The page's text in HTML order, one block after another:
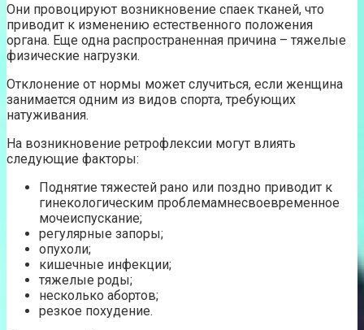
Они провоцируют возникновение спаек тканей, что
приводит к изменению естественного положения
органа. Еще одна распространенная причина – тяжелые
физические нагрузки.
Отклонение от нормы может случиться, если женщина
занимается одним из видов спорта, требующих
натуживания.
На возникновение ретрофлексии могут влиять
следующие факторы:
Поднятие тяжестей рано или поздно приводит к
гинекологическим проблемамнесвоевременное
мочеиспускание;
регулярные запоры;
опухоли;
кишечные инфекции;
тяжелые роды;
несколько абортов;
резкое похудение.